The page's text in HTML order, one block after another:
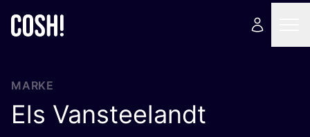
MARKE
Els Vansteelandt